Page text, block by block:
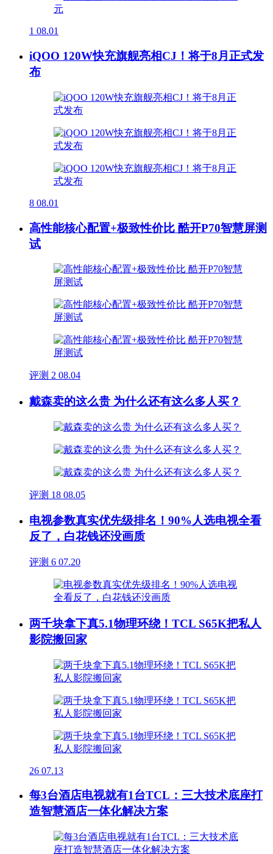
1 08.01
iQOO 120W快充旗舰亮相CJ！将于8月正式发
布
8 08.01
高性能核心配置+极致性价比 酷开P70智慧屏测
试
评测 2 08.04
戴森卖的这么贵 为什么还有这么多人买？
评测 18 08.05
电视参数真实优先级排名！90%人选电视全看
反了，白花钱还没画质
评测 6 07.20
两千块拿下真5.1物理环绕！TCL S65K把私人
影院搬回家
26 07.13
每3台酒店电视就有1台TCL：三大技术底座打
造智慧酒店一体化解决方案